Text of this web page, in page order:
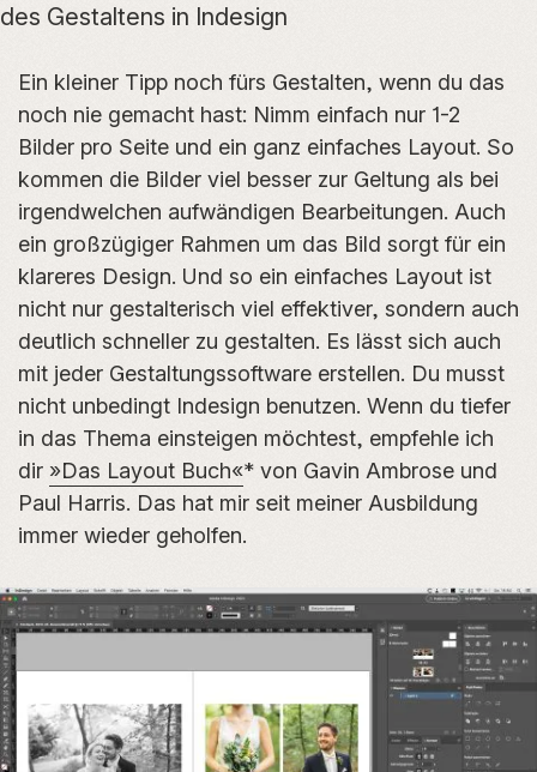
des Gestaltens in Indesign
Ein kleiner Tipp noch fürs Gestalten, wenn du das
noch nie gemacht hast: Nimm einfach nur 1-2
Bilder pro Seite und ein ganz einfaches Layout. So
kommen die Bilder viel besser zur Geltung als bei
irgendwelchen aufwändigen Bearbeitungen. Auch
ein großzügiger Rahmen um das Bild sorgt für ein
klareres Design. Und so ein einfaches Layout ist
nicht nur gestalterisch viel effektiver, sondern auch
deutlich schneller zu gestalten. Es lässt sich auch
mit jeder Gestaltungssoftware erstellen. Du musst
nicht unbedingt Indesign benutzen. Wenn du tiefer
in das Thema einsteigen möchtest, empfehle ich
dir »Das Layout Buch«* von Gavin Ambrose und
Paul Harris. Das hat mir seit meiner Ausbildung
immer wieder geholfen.